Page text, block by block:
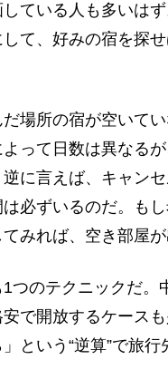
ている人も多いは
て、好みの宿を探
場所の宿が空いてい
って日数は異なる
に言えば、キャン
必ずいるのだ。も
みれば、空き部屋が
つのテクニックだ。
で開放するケース
という“逆算”で旅